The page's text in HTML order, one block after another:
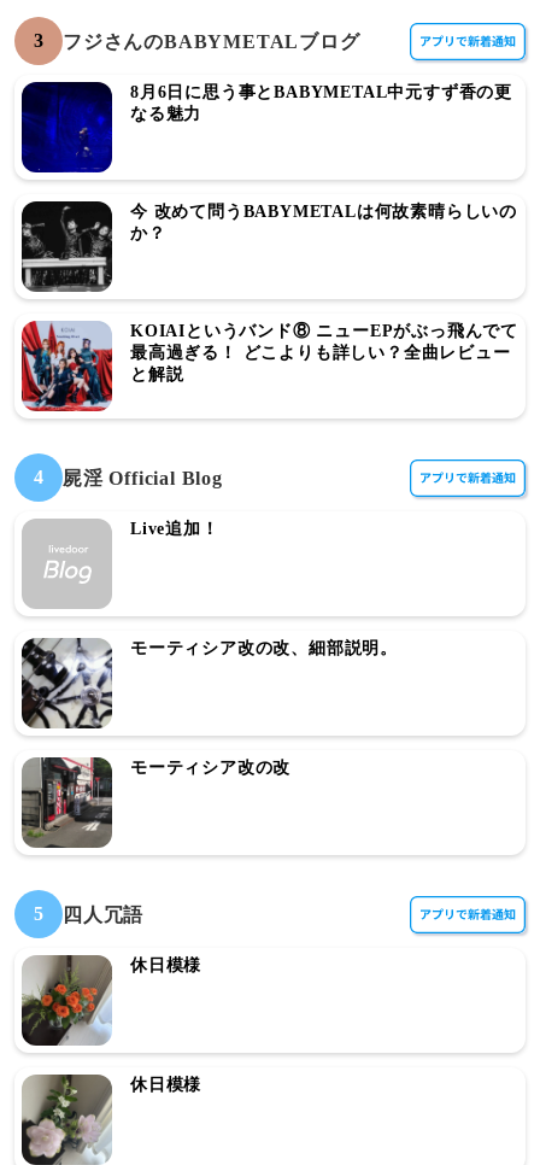
3 フジさんのBABYMETALブログ
8月6日に思う事とBABYMETAL中元すず香の更
なる魅力
今 改めて問うBABYMETALは何故素晴らしいの
か？
KOIAIというバンド⑧ ニューEPがぶっ飛んでて
最高過ぎる！ どこよりも詳しい？全曲レビュー
と解説
4 屍淫 Official Blog
Live追加！
モーティシア改の改、細部説明。
モーティシア改の改
5 四人冗語
休日模様
休日模様